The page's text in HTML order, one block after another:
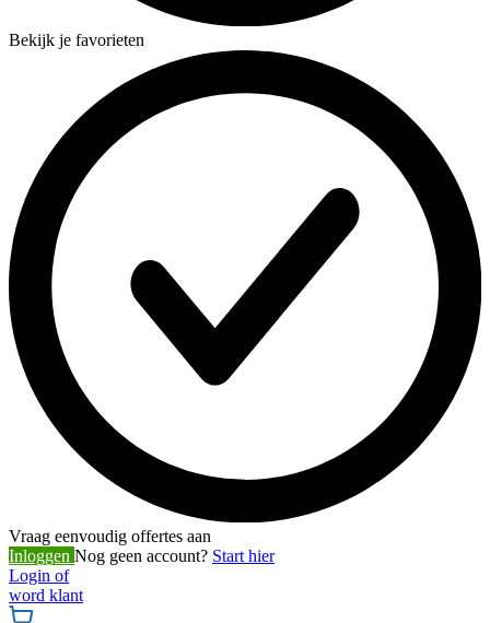
Bekijk je favorieten
Vraag eenvoudig offertes aan
Inloggen Nog geen account? Start hier
Login of
word klant